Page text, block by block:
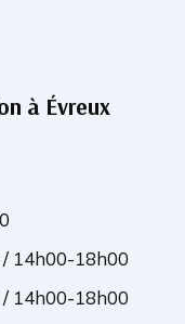
à Évreux
14h00-18h00
14h00-18h00